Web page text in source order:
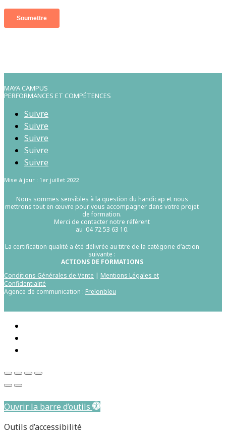
MAYA CAMPUS
PERFORMANCES ET COMPÉTENCES
Suivre
Suivre
Suivre
Suivre
Suivre
Mise à jour : 1er juillet 2022
Nous sommes sensibles à la question du handicap et nous
mettrons tout en œuvre pour vous accompagner dans votre projet
de formation.
Merci de contacter notre référent
au 04 72 53 63 10.
La certification qualité a été délivrée au titre de la catégorie d’action
suivante :
ACTIONS DE FORMATIONS
Conditions Générales de Vente | Mentions Légales et
Confidentialité
Agence de communication : Frelonbleu
Ouvrir la barre d’outils
Outils d’accessibilité